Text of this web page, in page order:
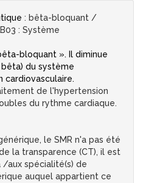
: bêta-bloquant /
: Système
bloquant ». Il diminue
du système
cardiovasculaire.
de l'hypertension
du rythme cardiaque.
le SMR n'a pas été
la transparence (CT), il est
aux spécialité(s) de
auquel appartient ce